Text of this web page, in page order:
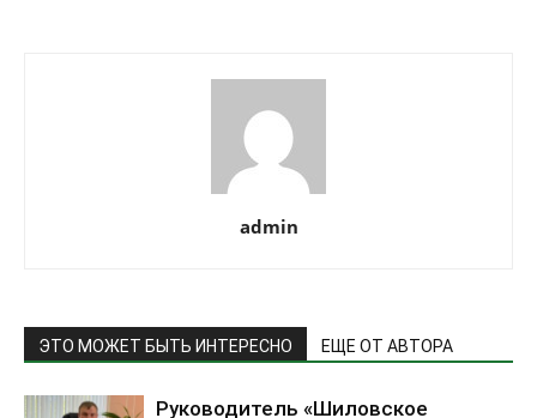
admin
ЭТО МОЖЕТ БЫТЬ ИНТЕРЕСНО ЕЩЕ ОТ АВТОРА
Руководитель «Шиловское